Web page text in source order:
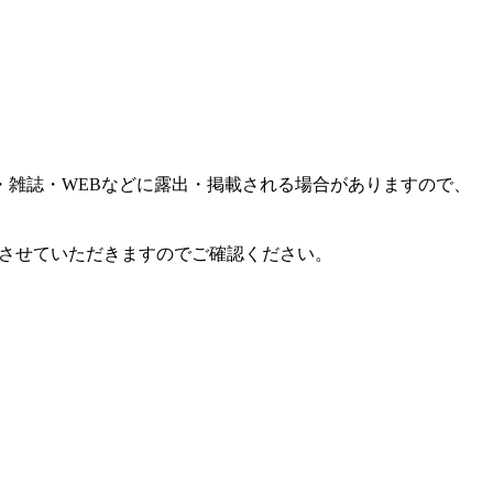
誌・WEBなどに露出・掲載される場合がありますので、
せていただきますのでご確認ください。